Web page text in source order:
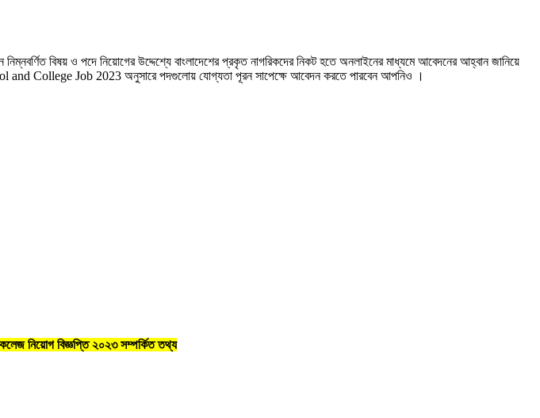
বিষয় ও পদে নিয়োগের উদ্দেশ্যে বাংলাদেশের প্রকৃত নাগরিকদের নিকট হতে অনলাইনের মাধ্যমে আবেদনের আহ্বান জানিয়ে
and College Job 2023 অনুসারে পদগুলোয় যোগ্যতা পূরন সাপেক্ষে আবেদন করতে পারবেন আপনিও ।
কলেজ নিয়োগ বিজ্ঞপ্তি ২০২৩ সম্পর্কিত তথ্য